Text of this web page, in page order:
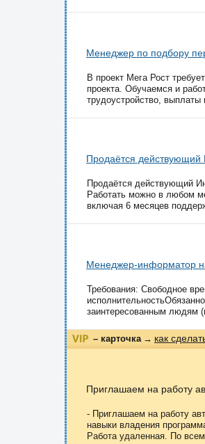
Менеджер по подбору
В проект Мега Рост
проекта. Обучаемся и
трудоустройство, выплаты
Продаётся действующий
Продаётся действующий
Работать можно в любом
включая 6 месяцев
Менеджер-информатор
Требования: Свободное
заинтересованным людям
– карточка → как
Приглашаем на работу
- Приглашаем на работу
навыки владения
Работа удаленная. По